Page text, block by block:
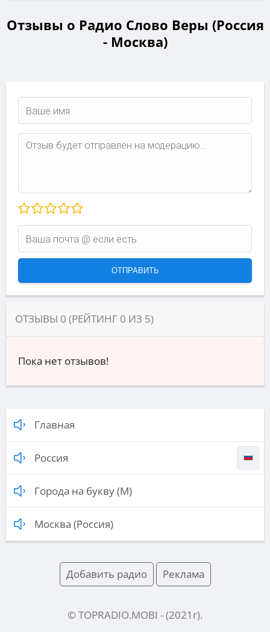
Отзывы о Радио Слово Веры (Россия
- Москва)
ОТЗЫВЫ 0 (РЕЙТИНГ 0 ИЗ 5)
Пока нет отзывов!
Главная
Россия
Города на букву (М)
Москва (Россия)
Добавить радио Реклама
© TOPRADIO.MOBI - (2021 г).